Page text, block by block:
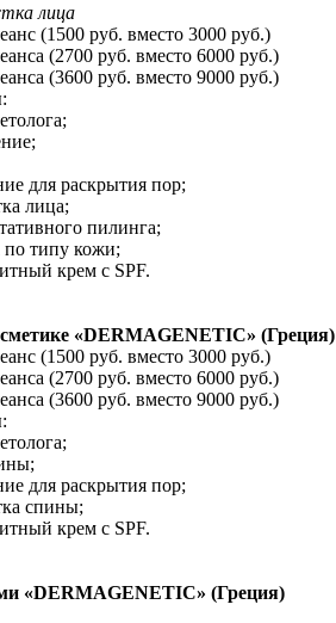
лица
(1500 руб. вместо 3000 руб.)
(2700 руб. вместо 6000 руб.)
(3600 руб. вместо 9000 руб.)
для раскрытия пор;
лица;
пилинга;
по типу кожи;
крем с SPF.
«DERMAGENETIC» (Греция)
(1500 руб. вместо 3000 руб.)
(2700 руб. вместо 6000 руб.)
(3600 руб. вместо 9000 руб.)
для раскрытия пор;
спины;
крем с SPF.
«DERMAGENETIC» (Греция)